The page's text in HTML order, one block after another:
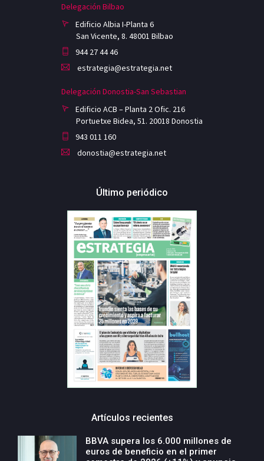
Delegación Bilbao
Edificio Albia I-Planta 6
San Vicente, 8. 48001 Bilbao
944 27 44 46
estrategia@estrategia.net
Delegación Donostia-San Sebastian
Edificio ACB – Planta 2 Ofic. 216
Portuetxe Bidea, 51. 20018 Donostia
943 011 160
donostia@estrategia.net
Último periódico
Artículos recientes
BBVA supera los 6.000 millones de
euros de beneficio en el primer